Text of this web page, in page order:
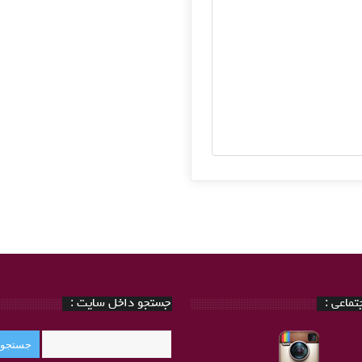
جستجو داخل سایت : :